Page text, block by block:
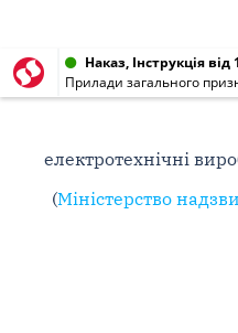
Наказ, Інструкція
Прилади загального